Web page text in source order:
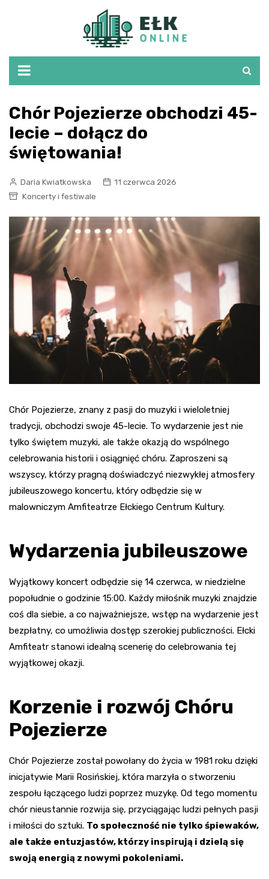
Chór Pojezierze obchodzi 45-
lecie – dołącz do
świętowania!
Daria Kwiatkowska
11 czerwca 2026
Koncerty i festiwale
Chór Pojezierze, znany z pasji do muzyki i wieloletniej
tradycji, obchodzi swoje 45-lecie. To wydarzenie jest nie
tylko świętem muzyki, ale także okazją do wspólnego
celebrowania historii i osiągnięć chóru. Zaproszeni są
wszyscy, którzy pragną doświadczyć niezwykłej atmosfery
jubileuszowego koncertu, który odbędzie się w
malowniczym Amfiteatrze Ełckiego Centrum Kultury.
Wydarzenia jubileuszowe
Wyjątkowy koncert odbędzie się 14 czerwca, w niedzielne
popołudnie o godzinie 15:00. Każdy miłośnik muzyki znajdzie
coś dla siebie, a co najważniejsze, wstęp na wydarzenie jest
bezpłatny, co umożliwia dostęp szerokiej publiczności. Ełcki
Amfiteatr stanowi idealną scenerię do celebrowania tej
wyjątkowej okazji.
Korzenie i rozwój Chóru
Pojezierze
Chór Pojezierze został powołany do życia w 1981 roku dzięki
inicjatywie Marii Rosińskiej, która marzyła o stworzeniu
zespołu łączącego ludzi poprzez muzykę. Od tego momentu
chór nieustannie rozwija się, przyciągając ludzi pełnych pasji
i miłości do sztuki. To społeczność nie tylko śpiewaków,
ale także entuzjastów, którzy inspirują i dzielą się
swoją energią z nowymi pokoleniami.